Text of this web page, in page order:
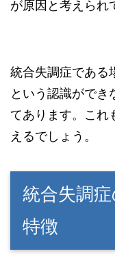
が原因と考えられ
統合失調症である
という認識ができ
てあります。これ
えるでしょう。
統合失調
特徴